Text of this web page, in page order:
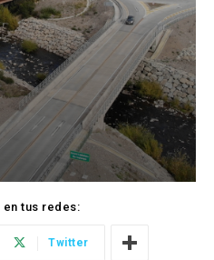
en tus redes:
Twitter